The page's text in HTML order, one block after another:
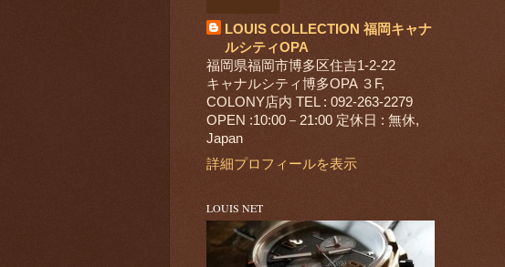
LOUIS COLLECTION 福岡キャナ
ルシティOPA
福岡県福岡市博多区住吉1-2-22
キャナルシティ博多OPA ３F,
COLONY店内 TEL : 092-263-2279
OPEN :10:00－21:00 定休日 : 無休,
Japan
詳細プロフィールを表示
LOUIS NET